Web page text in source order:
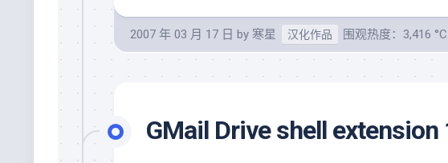
2007 年 03 月 17 日 by 寒星 汉化作品 围观热度：3,416 °C
GMail Drive shell